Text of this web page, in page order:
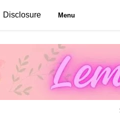
Disclosure Menu